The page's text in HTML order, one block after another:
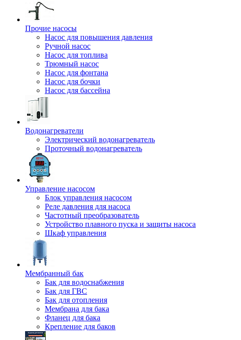
Прочие насосы
Насос для повышения давления
Ручной насос
Насос для топлива
Трюмный насос
Насос для фонтана
Насос для бочки
Насос для бассейна
Водонагреватели
Электрический водонагреватель
Проточный водонагреватель
Управление насосом
Блок управления насосом
Реле давления для насоса
Частотный преобразователь
Устройство плавного пуска и защиты насоса
Шкаф управления
Мембранный бак
Бак для водоснабжения
Бак для ГВС
Бак для отопления
Мембрана для бака
Фланец для бака
Крепление для баков